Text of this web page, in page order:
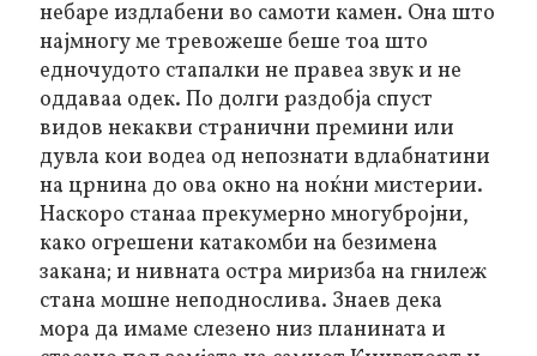
небаре издлабени во самоти камен. Она што
најмногу ме тревожеше беше тоа што
едночудото стапалки не правеа звук и не
оддаваа одек. По долги раздобја спуст
видов некакви странични премини или
дувла кои водеа од непознати вдлабнатини
на црнина до ова окно на ноќни мистерии.
Наскоро станаа прекумерно многубројни,
како огрешени катакомби на безимена
закана; и нивната остра миризба на гнилеж
стана мошне неподнослива. Знаев дека
мора да имаме слезено низ планината и